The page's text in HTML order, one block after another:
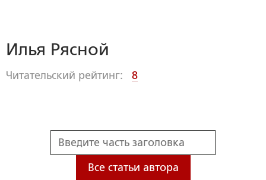
Илья Рясной
Читательский рейтинг: 8
Все статьи автора